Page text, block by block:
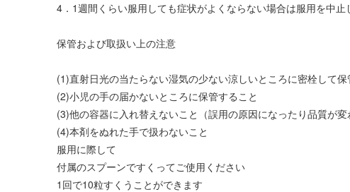
4．1週間くらい服用しても症状がよくならない場合は服用を中
保管および取扱い上の注意
(1)直射日光の当たらない湿気の少ない涼しいところに密栓して保
(2)小児の手の届かないところに保管すること
(3)他の容器に入れ替えないこと（誤用の原因になったり品質が変
(4)本剤をぬれた手で扱わないこと
服用に際して
付属のスプーンですくってご使用ください
1回で10粒すくうことができます